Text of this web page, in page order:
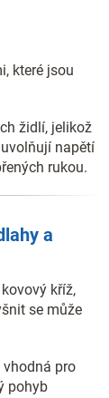
které jsou
židlí, jelikož
napětí
rukou.
a
kříž,
se může
vhodná pro
pohyb